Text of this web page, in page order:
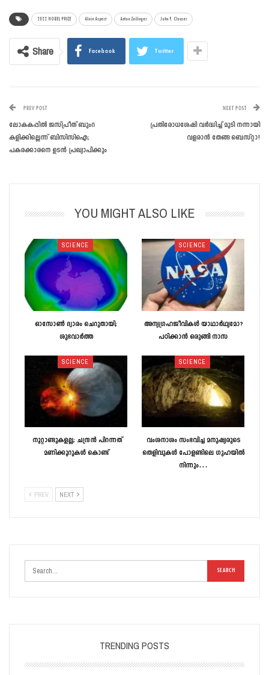
2022 NOBEL PRIZE Alain Aspect Anton Zeilinger John F. Clauser
Share Facebook Twitter
PREV POST
ലോകകപ്പില്‍ ജസ്പ്രീത് ബുംറ
കളിക്കില്ലെന്ന് ബിസിസിഐ;
പകരക്കാരനെ ഉടന്‍ പ്രഖ്യാപിക്കും
NEXT POST
പ്രതിരോധശേഷി വര്‍ദ്ധിച്ച് മുടി നന്നായി
വളരാൻ തേങ്ങ ബെസ്റ്റാ!
YOU MIGHT ALSO LIKE
SCIENCE
ഓസോൺ ദ്വാരം ചെറുതായി;
ശുഭവാർത്ത
SCIENCE
അന്യഗ്രഹജീവികൾ യാഥാർഥ്യമോ?
പഠിക്കാൻ ഒരുങ്ങി നാസ
SCIENCE
നൂറ്റാണ്ടുകളല്ല; ചന്ദ്രന്‍ പിറന്നത്
മണിക്കൂറുകള്‍ കൊണ്ട്
SCIENCE
വംശനാശം സംഭവിച്ച മനുഷ്യരുടെ
തെളിവുകൾ പോളണ്ടിലെ ഗുഹയിൽ
നിന്നും…
PREV NEXT
TRENDING POSTS